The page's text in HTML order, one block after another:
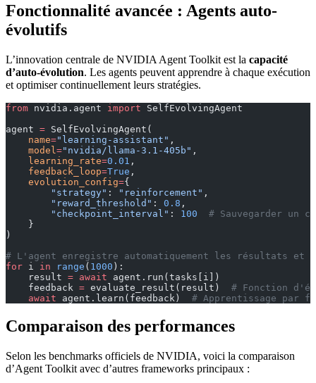
Fonctionnalité avancée : Agents auto-
évolutifs
L’innovation centrale de NVIDIA Agent Toolkit est la capacité
d’auto-évolution. Les agents peuvent apprendre à chaque exécution
et optimiser continuellement leurs stratégies.
from nvidia.agent import SelfEvolvingAgent
agent = SelfEvolvingAgent(
    name
="learning-assistant" ,
    model
="nvidia/llama-3.1-405b" ,
    learning_rate
=0.01 ,
    feedback_loop
=True ,
    evolution_config
={
        "strategy"
: "reinforcement" ,
        "reward_threshold"
: 0.8 ,
        "checkpoint_interval"
: 100
# Sauvegarder un
    }
)
# L'agent enregistre automatiquement les résultats et
for i in range ( 1000 ):
    result
= await agent.run(tasks[i])
    feedback
= evaluate_result(result) # Fonction
    await
agent.learn(feedback) # Apprentissage par
Comparaison des performances
Selon les benchmarks officiels de NVIDIA, voici la comparaison
d’Agent Toolkit avec d’autres frameworks principaux :